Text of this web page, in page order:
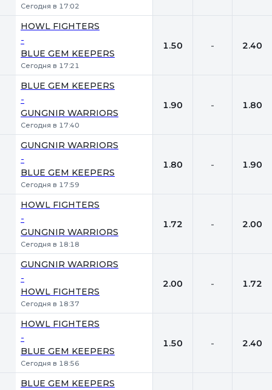
Сегодня в 17:02
HOWL FIGHTERS
-
BLUE GEM KEEPERS
Сегодня в 17:21
1.50 - 2.40
BLUE GEM KEEPERS
-
GUNGNIR WARRIORS
Сегодня в 17:40
1.90 - 1.80
GUNGNIR WARRIORS
-
BLUE GEM KEEPERS
Сегодня в 17:59
1.80 - 1.90
HOWL FIGHTERS
-
GUNGNIR WARRIORS
Сегодня в 18:18
1.72 - 2.00
GUNGNIR WARRIORS
-
HOWL FIGHTERS
Сегодня в 18:37
2.00 - 1.72
HOWL FIGHTERS
-
BLUE GEM KEEPERS
Сегодня в 18:56
1.50 - 2.40
BLUE GEM KEEPERS